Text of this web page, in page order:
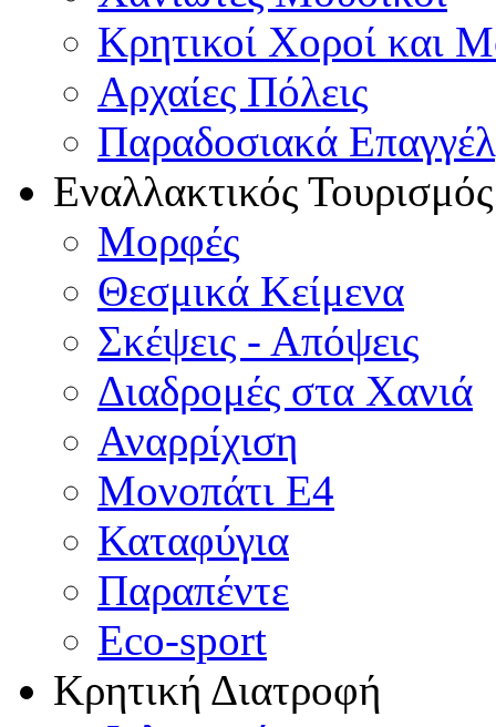
Κρητικοί Χοροί και
Αρχαίες Πόλεις
Παραδοσιακά
Εναλλακτικός Τουρισμός
Μορφές
Θεσμικά Κείμενα
Σκέψεις - Απόψεις
Διαδρομές στα Χανιά
Αναρρίχιση
Μονοπάτι Ε4
Καταφύγια
Παραπέντε
Eco-sport
Κρητική Διατροφή